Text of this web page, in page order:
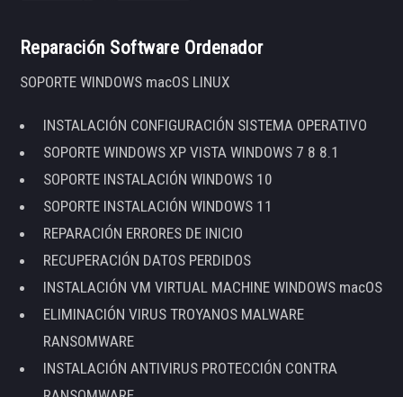
Reparación Software Ordenador
SOPORTE WINDOWS macOS LINUX
INSTALACIÓN CONFIGURACIÓN SISTEMA OPERATIVO
SOPORTE WINDOWS XP VISTA WINDOWS 7 8 8.1
SOPORTE INSTALACIÓN WINDOWS 10
SOPORTE INSTALACIÓN WINDOWS 11
REPARACIÓN ERRORES DE INICIO
RECUPERACIÓN DATOS PERDIDOS
INSTALACIÓN VM VIRTUAL MACHINE WINDOWS macOS
ELIMINACIÓN VIRUS TROYANOS MALWARE
RANSOMWARE
INSTALACIÓN ANTIVIRUS PROTECCIÓN CONTRA